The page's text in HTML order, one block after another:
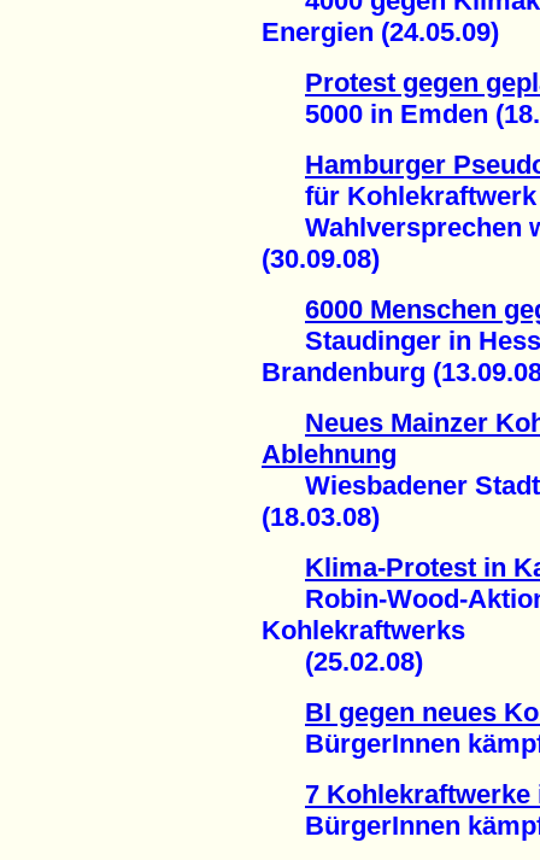
Energien (24.05.09)
Protest gegen
5000 in Emden
Hamburger
für Kohlekraftwerk
Wahlversprechen
(30.09.08)
6000 Menschen
Staudinger in
Brandenburg
Neues Mainzer
Ablehnung
Wiesbadener
(18.03.08)
Klima-Protest in
Robin-Wood-Aktion
Kohlekraftwerks
(25.02.08)
BI gegen neues
BürgerInnen
7 Kohlekraftwerke
BürgerInnen